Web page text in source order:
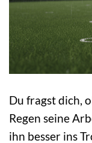
Du fragst dich,
Regen seine
ihn besser ins